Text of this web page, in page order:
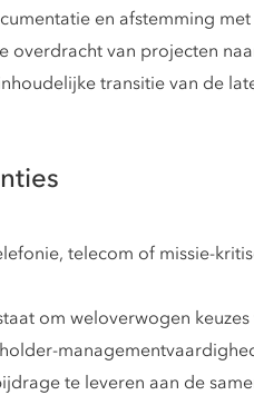
en afstemming
overdracht van projecten
transitie van de
telecom of missie-
om weloverwogen
te leveren aan de